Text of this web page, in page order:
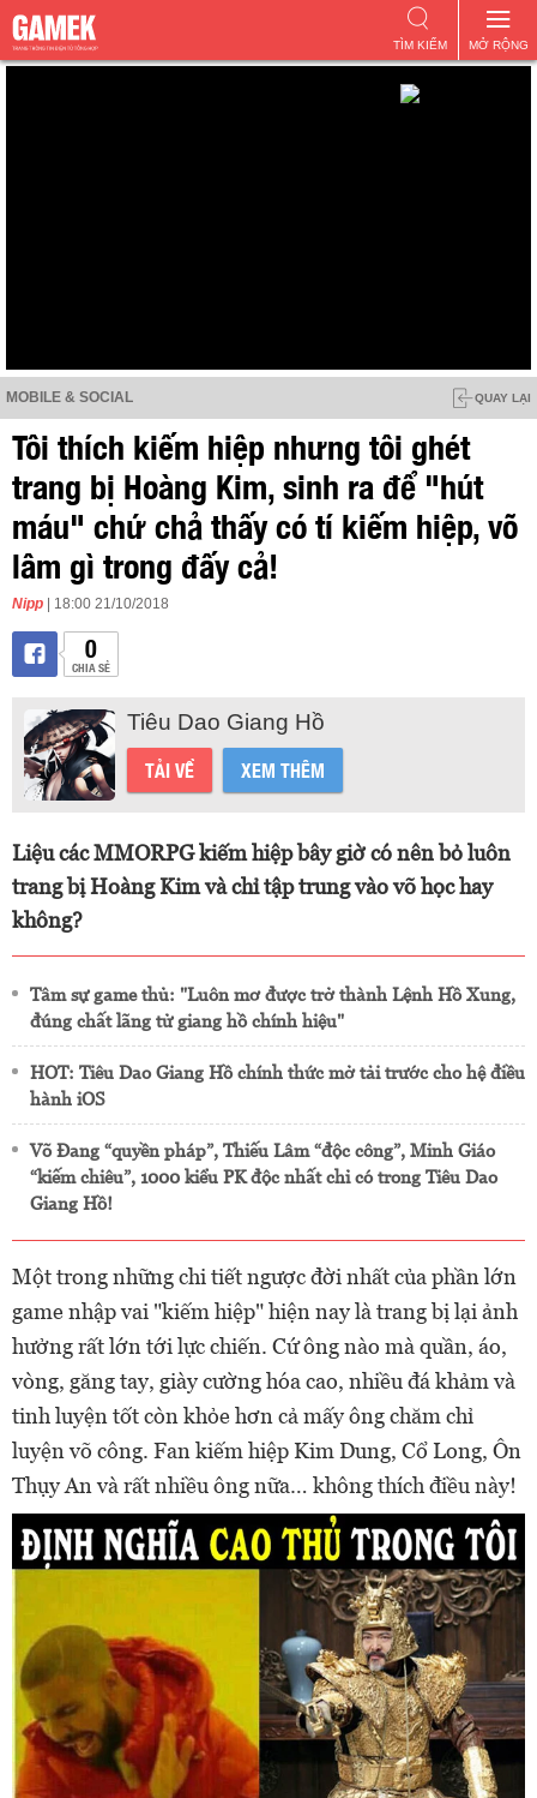
MỞ RỘNG
TÌM KIẾM
MOBILE & SOCIAL QUAY LẠI
Tôi thích kiếm hiệp nhưng tôi ghét
trang bị Hoàng Kim, sinh ra để "hút
máu" chứ chả thấy có tí kiếm hiệp, võ
lâm gì trong đấy cả!
Nipp | 18:00 21/10/2018
0
CHIA SẺ
Tiêu Dao Giang Hồ
TẢI VỀ XEM THÊM
Liệu các MMORPG kiếm hiệp bây giờ có nên bỏ luôn
trang bị Hoàng Kim và chỉ tập trung vào võ học hay
không?
Tâm sự game thủ: "Luôn mơ được trở thành Lệnh Hồ Xung,
đúng chất lãng tử giang hồ chính hiệu"
HOT: Tiêu Dao Giang Hồ chính thức mở tải trước cho hệ điều
hành iOS
Võ Đang “quyền pháp”, Thiếu Lâm “độc công”, Minh Giáo
“kiếm chiêu”, 1000 kiểu PK độc nhất chỉ có trong Tiêu Dao
Giang Hồ!
Một trong những chi tiết ngược đời nhất của phần lớn
game nhập vai "kiếm hiệp" hiện nay là trang bị lại ảnh
hưởng rất lớn tới lực chiến. Cứ ông nào mà quần, áo,
vòng, găng tay, giày cường hóa cao, nhiều đá khảm và
tinh luyện tốt còn khỏe hơn cả mấy ông chăm chỉ
luyện võ công. Fan kiếm hiệp Kim Dung, Cổ Long, Ôn
Thụy An và rất nhiều ông nữa… không thích điều này!